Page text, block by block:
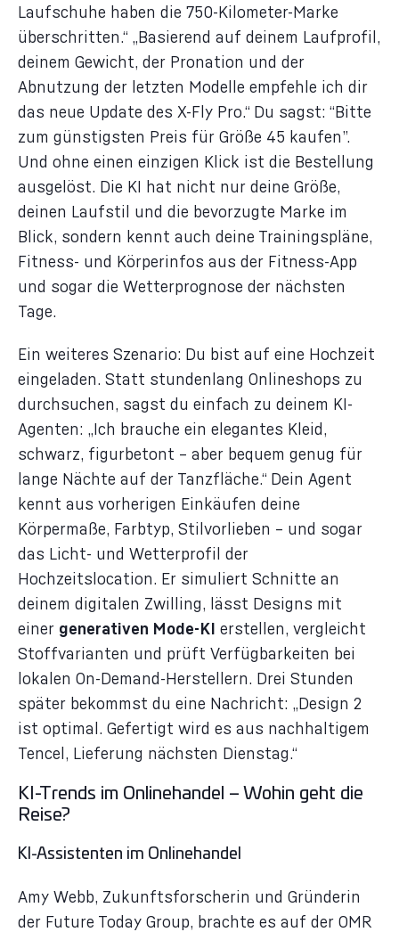
Laufschuhe haben die 750-Kilometer-Marke
überschritten.“ „Basierend auf deinem Laufprofil,
deinem Gewicht, der Pronation und der
Abnutzung der letzten Modelle empfehle ich dir
das neue Update des X-Fly Pro.“ Du sagst: “Bitte
zum günstigsten Preis für Größe 45 kaufen”.
Und ohne einen einzigen Klick ist die Bestellung
ausgelöst. Die KI hat nicht nur deine Größe,
deinen Laufstil und die bevorzugte Marke im
Blick, sondern kennt auch deine Trainingspläne,
Fitness- und Körperinfos aus der Fitness-App
und sogar die Wetterprognose der nächsten
Tage.
Ein weiteres Szenario: Du bist auf eine Hochzeit
eingeladen. Statt stundenlang Onlineshops zu
durchsuchen, sagst du einfach zu deinem KI-
Agenten: „Ich brauche ein elegantes Kleid,
schwarz, figurbetont – aber bequem genug für
lange Nächte auf der Tanzfläche.“ Dein Agent
kennt aus vorherigen Einkäufen deine
Körpermaße, Farbtyp, Stilvorlieben – und sogar
das Licht- und Wetterprofil der
Hochzeitslocation. Er simuliert Schnitte an
deinem digitalen Zwilling, lässt Designs mit
einer generativen Mode-KI erstellen, vergleicht
Stoffvarianten und prüft Verfügbarkeiten bei
lokalen On-Demand-Herstellern. Drei Stunden
später bekommst du eine Nachricht: „Design 2
ist optimal. Gefertigt wird es aus nachhaltigem
Tencel, Lieferung nächsten Dienstag.“
KI-Trends im Onlinehandel – Wohin geht die
Reise?
KI-Assistenten im Onlinehandel
Amy Webb, Zukunftsforscherin und Gründerin
der Future Today Group, brachte es auf der OMR